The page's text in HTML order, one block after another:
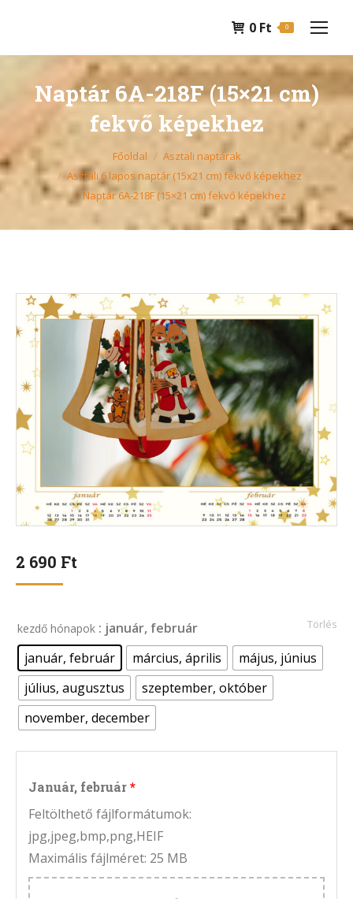
0 Ft 0
Naptár 6A-218F (15×21 cm)
fekvő képekhez
You are here: Főoldal
Asztali naptárak
Asztali 6 lapos naptár (15x21 cm) fekvő képekhez
Naptár 6A-218F (15×21 cm) fekvő képekhez
2 690 Ft
kezdő hónapok : január, február
január, február
március, április
május, június
július, augusztus
szeptember, október
november, december
Törlés
Január, február
Feltölthető fájlformátumok:
jpg,jpeg,bmp,png,HEIF
Maximális fájlméret: 25 MB